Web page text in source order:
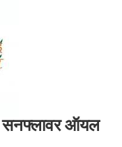
सनफ्लावर ऑयल